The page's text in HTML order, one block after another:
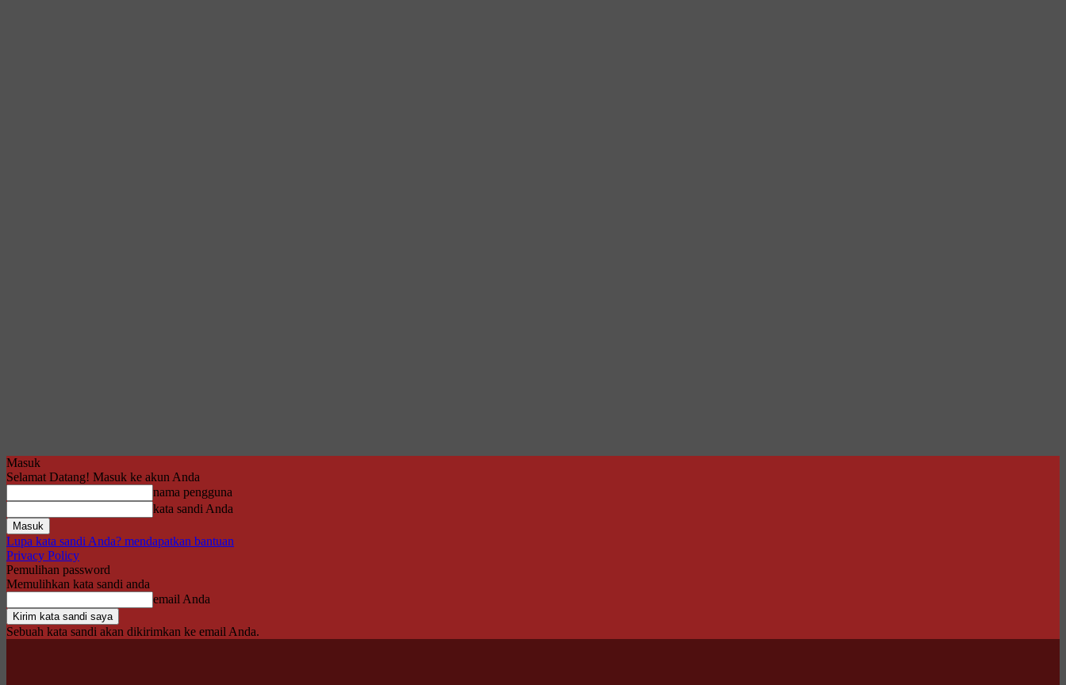
Masuk
Selamat Datang! Masuk ke akun Anda
nama pengguna
kata sandi Anda
Lupa kata sandi Anda? mendapatkan bantuan
Privacy Policy
Pemulihan password
Memulihkan kata sandi anda
email Anda
Sebuah kata sandi akan dikirimkan ke email Anda.